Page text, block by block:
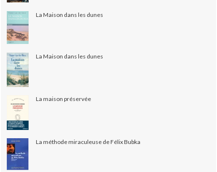
La Maison dans les dunes
La Maison dans les dunes
La maison préservée
La méthode miraculeuse de Félix Bubka